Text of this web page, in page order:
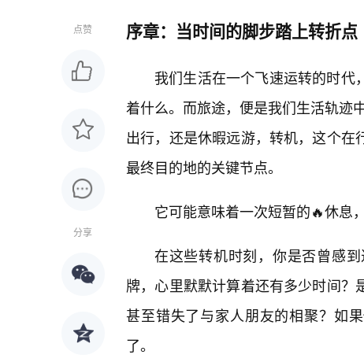
点赞
分享
序章：当时间的脚步踏上转折点
我们生活在一个飞速运转的时代
着什么。而旅途，便是我们生活轨迹
出行，还是休暇远游，转机，这个
最终目的地的关键节点。
它可能意味着一次短暂的🔥休息
在这些转机时刻，你是否曾感
牌，心里默默计算着还有多少时间？
甚至错失了与家人朋友的相聚？如
了。